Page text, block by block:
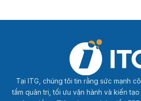
Tại ITG, chúng tôi tin rằng sức mạnh
tầm quản trị, tối ưu vận hành và kiến